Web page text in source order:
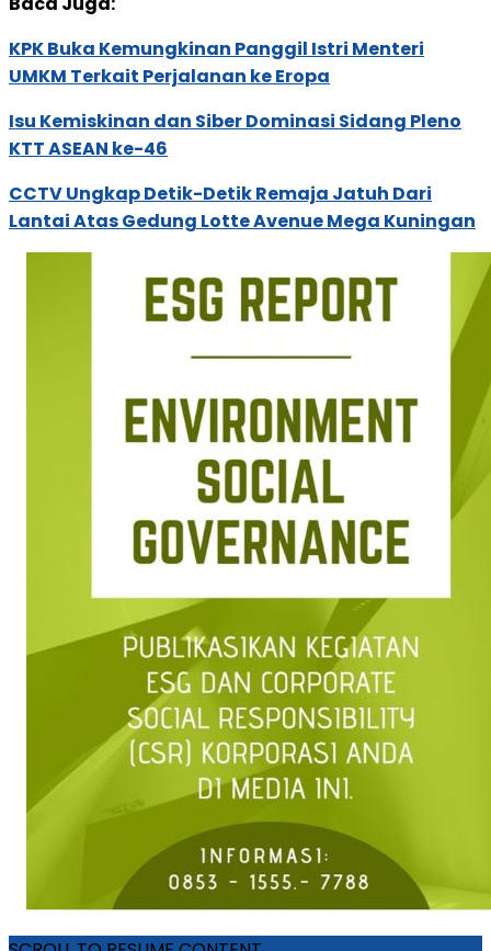
KPK Buka Kemungkinan Panggil Istri Menteri
UMKM Terkait Perjalanan ke Eropa
Isu Kemiskinan dan Siber Dominasi Sidang Pleno
KTT ASEAN ke-46
CCTV Ungkap Detik-Detik Remaja Jatuh Dari
Lantai Atas Gedung Lotte Avenue Mega Kuningan